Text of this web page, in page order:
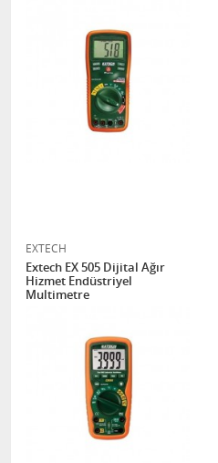
EXTECH
Extech EX 505 Dijital Ağır
Hizmet Endüstriyel
Multimetre